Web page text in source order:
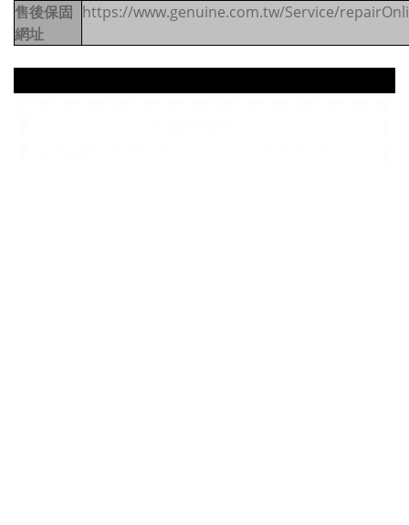
售後保固
網址
https://www.genuine.com.tw/Service/